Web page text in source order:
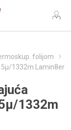
folijom
1332m Lamin8er
1332m